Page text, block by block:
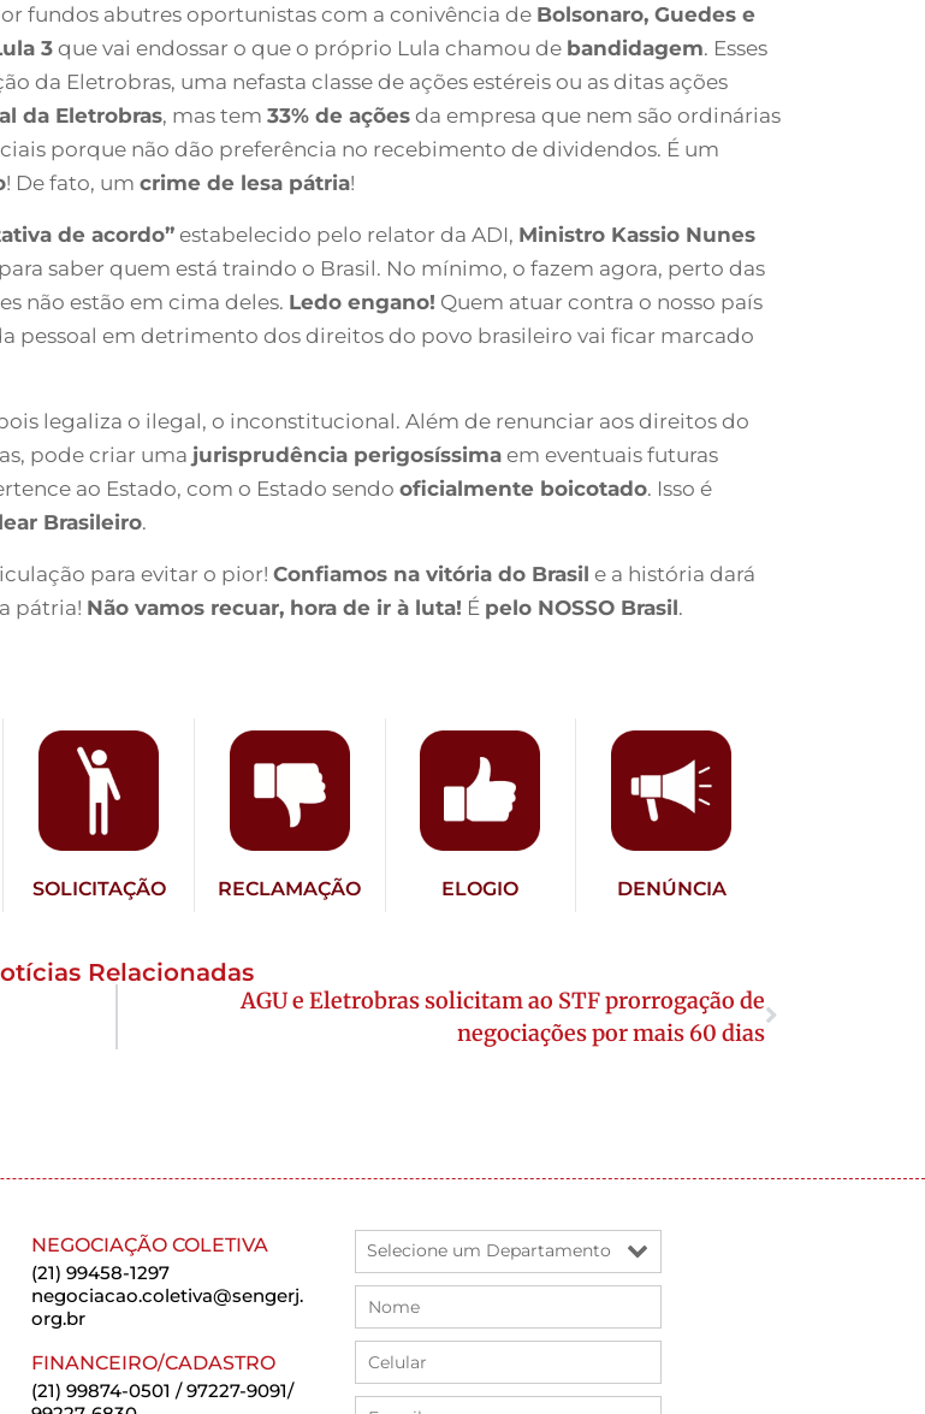
fundos abutres oportunistas com a conivência de Bolsonaro, Guedes e
3 que vai endossar o que o próprio Lula chamou de bandidagem. Esses
da Eletrobras, uma nefasta classe de ações estéreis ou as ditas ações
da Eletrobras, mas tem 33% de ações da empresa que nem são ordinárias
porque não dão preferência no recebimento de dividendos. É um
! De fato, um crime de lesa pátria!
de acordo” estabelecido pelo relator da ADI, Ministro Kassio Nunes
para saber quem está traindo o Brasil. No mínimo, o fazem agora, perto das
não estão em cima deles. Ledo engano! Quem atuar contra o nosso país
pessoal em detrimento dos direitos do povo brasileiro vai ficar marcado
legaliza o ilegal, o inconstitucional. Além de renunciar aos direitos do
pode criar uma jurisprudência perigosíssima em eventuais futuras
ao Estado, com o Estado sendo oficialmente boicotado. Isso é
Brasileiro.
para evitar o pior! Confiamos na vitória do Brasil e a história dará
pátria! Não vamos recuar, hora de ir à luta! É pelo NOSSO Brasil.
SOLICITAÇÃO RECLAMAÇÃO ELOGIO DENÚNCIA
Relacionadas
AGU e Eletrobras solicitam ao STF prorrogação de
negociações por mais 60 dias
NEGOCIAÇÃO COLETIVA
(21) 99458-1297
negociacao.coletiva@sengerj.
org.br
FINANCEIRO/CADASTRO
(21) 99874-0501 / 97227-9091/